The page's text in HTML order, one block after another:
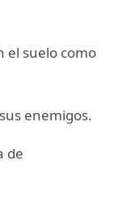
el suelo como
enemigos.